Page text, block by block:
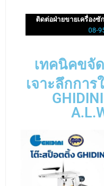
ติดต่อฝ่ายขายเครื่อง
08-
เทคนิคขจั
เจาะลึกกา